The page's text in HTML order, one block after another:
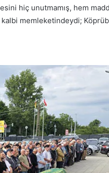
hiç unutmamış, hem
memleketindeydi;